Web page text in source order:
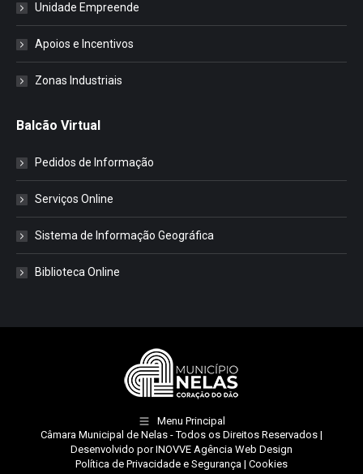
Unidade Empreende
Apoios e Incentivos
Zonas Industriais
Balcão Virtual
Pedidos de Informação
Serviços Online
Sistema de Informação Geográfica
Biblioteca Online
Menu Principal
Câmara Municipal de Nelas - Todos os Direitos Reservados |
Desenvolvido porINOVVE Agência Web Design
Política de Privacidade e Segurança | Cookies